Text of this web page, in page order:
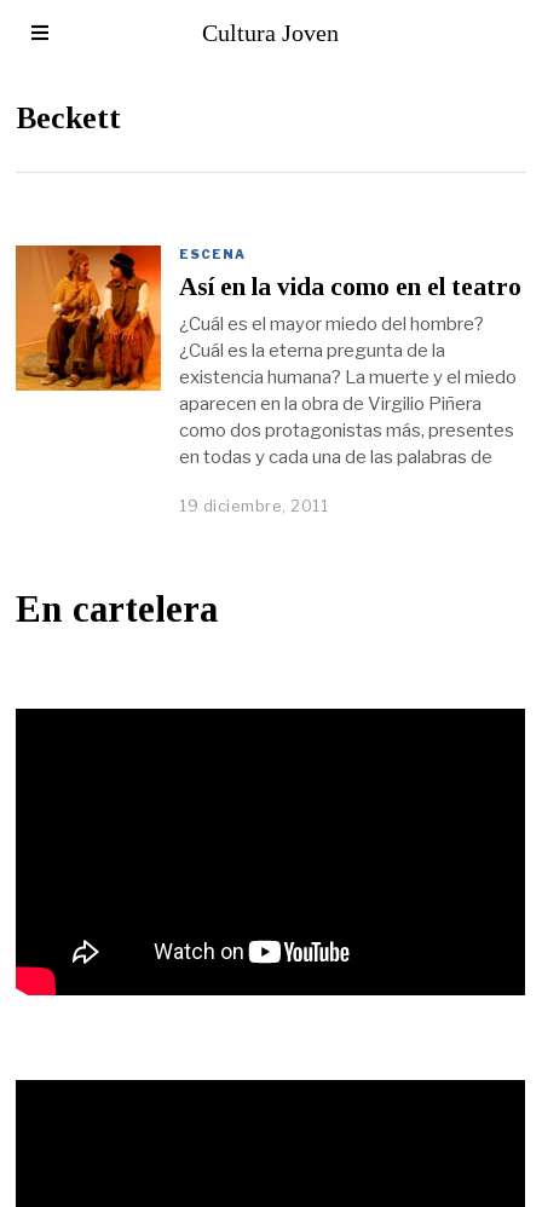
Cultura Joven
Beckett
ESCENA
Así en la vida como en el teatro
¿Cuál es el mayor miedo del hombre?
¿Cuál es la eterna pregunta de la
existencia humana? La muerte y el miedo
aparecen en la obra de Virgilio Piñera
como dos protagonistas más, presentes
en todas y cada una de las palabras de
19 diciembre, 2011
En cartelera